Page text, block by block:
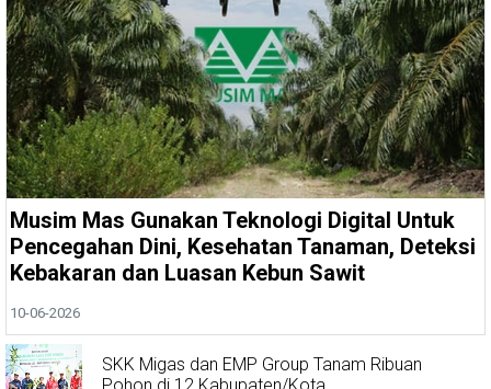
Musim Mas Gunakan Teknologi Digital Untuk
Pencegahan Dini, Kesehatan Tanaman, Deteksi
Kebakaran dan Luasan Kebun Sawit
10-06-2026
SKK Migas dan EMP Group Tanam Ribuan